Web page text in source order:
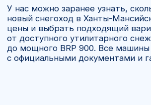
Уже привозили в Ханты-
Мансийск SKI-DOO Skandic SE
20 900 Ace
Мы регулярно привозим снегоходы BRP
в Ханты-Мансийск — от Skandic и Expedition